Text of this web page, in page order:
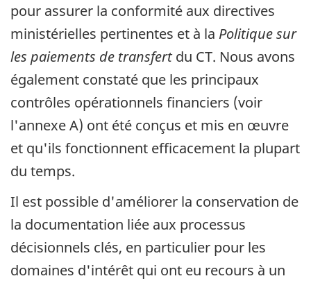
pour assurer la conformité aux directives
ministérielles pertinentes et à la Politique sur
les paiements de transfertdu CT. Nous avons
également constaté que les principaux
contrôles opérationnels financiers (voir
l'annexe A) ont été conçus et mis en œuvre
et qu'ils fonctionnent efficacement la plupart
du temps.
Il est possible d'améliorer la conservation de
la documentation liée aux processus
décisionnels clés, en particulier pour les
domaines d'intérêt qui ont eu recours à un